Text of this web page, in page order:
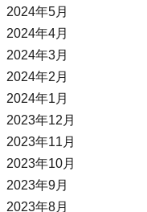
2024年5月
2024年4月
2024年3月
2024年2月
2024年1月
2023年12月
2023年11月
2023年10月
2023年9月
2023年8月